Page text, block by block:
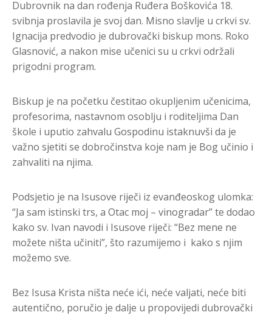
Dubrovnik na dan rođenja Ruđera Boškovića 18.
svibnja proslavila je svoj dan. Misno slavlje u crkvi sv.
Ignacija predvodio je dubrovački biskup mons. Roko
Glasnović, a nakon mise učenici su u crkvi održali
prigodni program.
Biskup je na početku čestitao okupljenim učenicima,
profesorima, nastavnom osoblju i roditeljima Dan
škole i uputio zahvalu Gospodinu istaknuvši da je
važno sjetiti se dobročinstva koje nam je Bog učinio i
zahvaliti na njima.
Podsjetio je na Isusove riječi iz evanđeoskog ulomka:
“Ja sam istinski trs, a Otac moj – vinogradar” te dodao
kako sv. Ivan navodi i Isusove riječi: “Bez mene ne
možete ništa učiniti”, što razumijemo i kako s njim
možemo sve.
Bez Isusa Krista ništa neće ići, neće valjati, neće biti
autentično, poručio je dalje u propovijedi dubrovački